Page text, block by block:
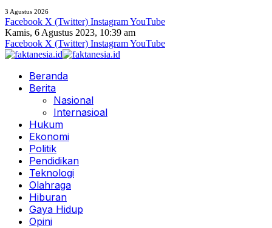
3 Agustus 2026
Facebook X (Twitter) InstagramYouTube
Kamis, 6 Agustus 2023, 10:39 am
Facebook X (Twitter) InstagramYouTube
Beranda
Berita
Nasional
Internasioal
Hukum
Ekonomi
Politik
Pendidikan
Teknologi
Olahraga
Hiburan
Gaya Hidup
Opini